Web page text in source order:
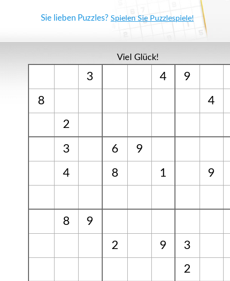
Sie lieben Puzzles?Spielen Sie Puzzlespiele!
Viel Glück!
3 4 9
8
4
2
3 6 9
4 8 1 9
8 9
2 9
3
2